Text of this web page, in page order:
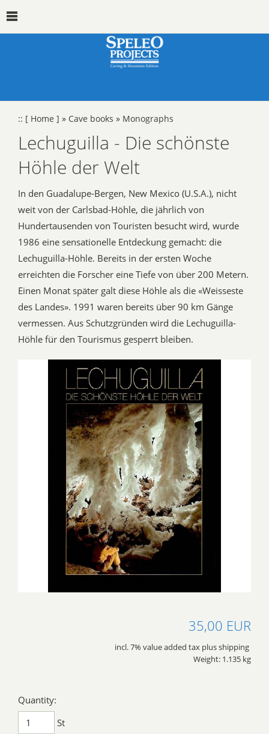
:: [ Home ] » Cave books » Monographs
Lechuguilla - Die schönste
Höhle der Welt
In den Guadalupe-Bergen, New Mexico (U.S.A.), nicht
weit von der Carlsbad-Höhle, die jährlich von
Hundertausenden von Touristen besucht wird, wurde
1986 eine sensationelle Entdeckung gemacht: die
Lechuguilla-Höhle. Bereits in der ersten Woche
erreichten die Forscher eine Tiefe von über 200 Metern.
Einen Monat später galt diese Höhle als die «Weisseste
des Landes». 1991 waren bereits über 90 km Gänge
vermessen. Aus Schutzgründen wird die Lechuguilla-
Höhle für den Tourismus gesperrt bleiben.
35,00 EUR
incl. 7% value added tax plus shipping
Weight: 1.135 kg
Quantity:
St